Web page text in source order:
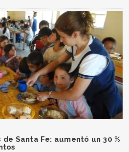
Santa Fe: aumentó un 30 %